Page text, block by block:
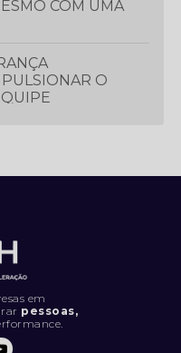
COM UMA
O
EQUIPE DE
ERRADA (E
em
pessoas,